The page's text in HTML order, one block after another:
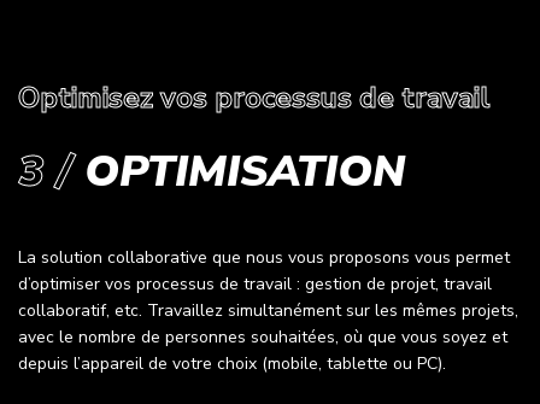
Optimisez vos processus de travail
3 /OPTIMISATION
La solution collaborative que nous vous proposons vous permet
d’optimiser vos processus de travail : gestion de projet, travail
collaboratif, etc. Travaillez simultanément sur les mêmes projets,
avec le nombre de personnes souhaitées, où que vous soyez et
depuis l’appareil de votre choix (mobile, tablette ou PC).